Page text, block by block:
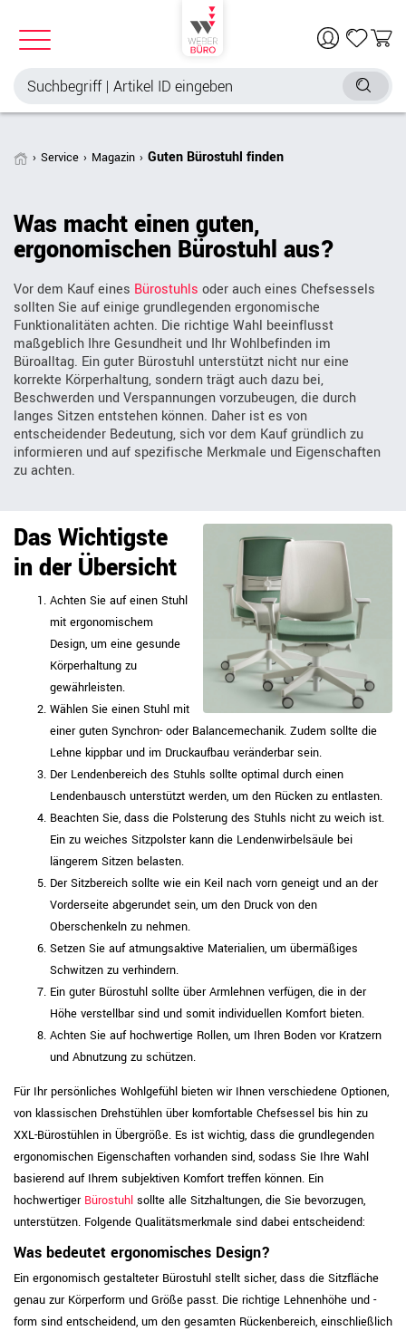
Service Magazin Guten Bürostuhl finden
Was macht einen guten,
ergonomischen Bürostuhl aus?
Vor dem Kauf eines Bürostuhls oder auch eines Chefsessels
sollten Sie auf einige grundlegenden ergonomische
Funktionalitäten achten. Die richtige Wahl beeinflusst
maßgeblich Ihre Gesundheit und Ihr Wohlbefinden im
Büroalltag. Ein guter Bürostuhl unterstützt nicht nur eine
korrekte Körperhaltung, sondern trägt auch dazu bei,
Beschwerden und Verspannungen vorzubeugen, die durch
langes Sitzen entstehen können. Daher ist es von
entscheidender Bedeutung, sich vor dem Kauf gründlich zu
informieren und auf spezifische Merkmale und Eigenschaften
zu achten.
Das Wichtigste
in der Übersicht
Achten Sie auf einen Stuhl
mit ergonomischem
Design, um eine gesunde
Körperhaltung zu
gewährleisten.
Wählen Sie einen Stuhl mit
einer guten Synchron- oder Balancemechanik. Zudem sollte die
Lehne kippbar und im Druckaufbau veränderbar sein.
Der Lendenbereich des Stuhls sollte optimal durch einen
Lendenbausch unterstützt werden, um den Rücken zu entlasten.
Beachten Sie, dass die Polsterung des Stuhls nicht zu weich ist.
Ein zu weiches Sitzpolster kann die Lendenwirbelsäule bei
längerem Sitzen belasten.
Der Sitzbereich sollte wie ein Keil nach vorn geneigt und an der
Vorderseite abgerundet sein, um den Druck von den
Oberschenkeln zu nehmen.
Setzen Sie auf atmungsaktive Materialien, um übermäßiges
Schwitzen zu verhindern.
Ein guter Bürostuhl sollte über Armlehnen verfügen, die in der
Höhe verstellbar sind und somit individuellen Komfort bieten.
Achten Sie auf hochwertige Rollen, um Ihren Boden vor Kratzern
und Abnutzung zu schützen.
Für Ihr persönliches Wohlgefühl bieten wir Ihnen verschiedene Optionen,
von klassischen Drehstühlen über komfortable Chefsessel bis hin zu
XXL-Bürostühlen in Übergröße. Es ist wichtig, dass die grundlegenden
ergonomischen Eigenschaften vorhanden sind, sodass Sie Ihre Wahl
basierend auf Ihrem subjektiven Komfort treffen können. Ein
hochwertiger Bürostuhl sollte alle Sitzhaltungen, die Sie bevorzugen,
unterstützen. Folgende Qualitätsmerkmale sind dabei entscheidend:
Was bedeutet ergonomisches Design?
Ein ergonomisch gestalteter Bürostuhl stellt sicher, dass die Sitzfläche
genau zur Körperform und Größe passt. Die richtige Lehnenhöhe und -
form sind entscheidend, um den gesamten Rückenbereich, einschließlich